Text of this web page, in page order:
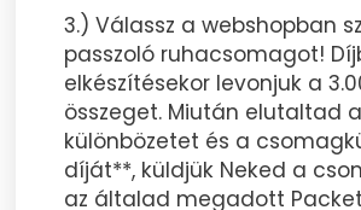
3.) Válassz a webshopban
passzoló ruhacsomagot!
elkészítésekor levonjuk a
összeget. Miután elutaltad a
különbözetet és a
díját**, küldjük Neked a
az általad megadott